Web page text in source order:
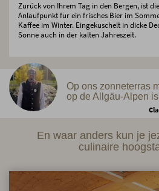
Zurück von Ihrem Tag in den Bergen, ist
Anlaufpunkt für ein frisches Bier im
Kaffee im Winter. Eingekuschelt in dicke
Sonne auch in der kalten Jahreszeit.
Op ons zonneterras
op de Allgäu-Alpen
En waar anders kun je
culinaire